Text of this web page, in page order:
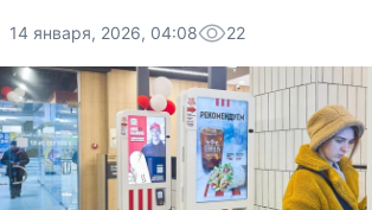
14 января, 2026, 04:08 22